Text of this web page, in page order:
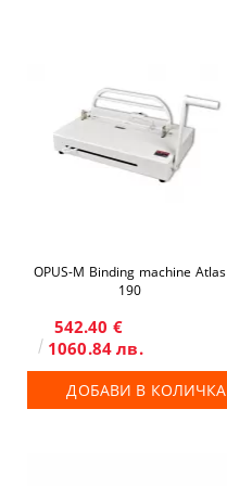
OPUS-М Binding machine Atlas
190
542.40 €
1060.84 лв.
ДОБАВИ В КОЛИЧКА